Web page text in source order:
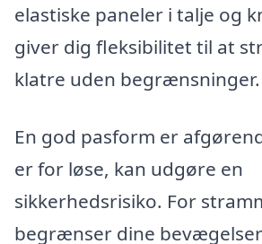
elastiske paneler i talje og
giver dig fleksibilitet til at
klatre uden begrænsninger.
En god pasform er
er for løse, kan udgøre en
sikkerhedsrisiko. For
begrænser dine